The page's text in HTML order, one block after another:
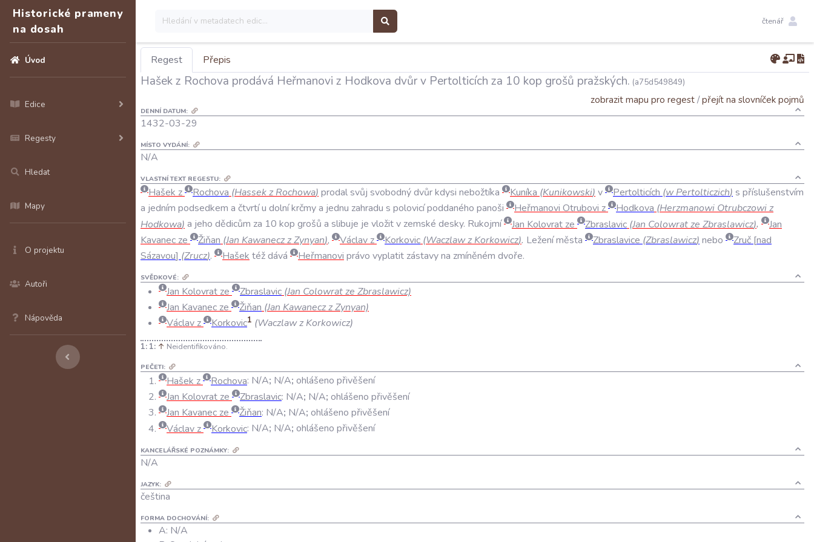
Historické prameny
na dosah
Úvod
Edice
Regesty
Hledat
Mapy
O projektu
Autoři
Nápověda
čtenář
Regest Přepis
Hašek z Rochova prodává Heřmanovi z Hodkova dvůr v Pertolticích za 10 kop grošů pražských. (a75d549849)
zobrazit mapu pro regest/přejít na slovníček pojmů
DENNÍ DATUM:
1432-03-29
MÍSTO VYDÁNÍ:
N/A
VLASTNÍ TEXT REGESTU:
Hašek z Rochova (Hassekz Rochowa) prodalsvůj svobodnýdvůrkdysi nebožtíka Kuníka (Kunikowski) v Pertolticích (w Pertolticzich) s příslušenstvím
a jedním podsedkem a čtvrtíu dolníkrčmya jednu zahradu s polovicípoddaného panoši Heřmanovi Otrubovi z Hodkova (Herzmanowi Otrubczowiz
Hodkowa) a jeho dědicům za 10 kop grošů a slibuje je vložitv zemské desky. Rukojmí Jan Kolovrat ze Zbraslavic (Jan Colowratze Zbraslawicz),
Jan
Kavanec ze Žiňan (Jan KawaneczzZynyan), Václav z Korkovic (Waczlawz Korkowicz). Leženíměsta Zbraslavice (Zbraslawicz) nebo Zruč nad
Sázavou (Zrucz). Hašek téždává Heřmanovi právo vyplatit zástavyna zmíněném dvoře.
SVĚDKOVÉ:
Jan Kolovrat ze Zbraslavic (Jan Colowrat ze Zbraslawicz)
Jan Kavanec ze
Žiňan (Jan Kawanecz z Zynyan)
Václav z
Korkovic1 (Waczlaw z Korkowicz)
1: ↑ Neidentifikováno.
PEČETI:
Hašek z Rochova: N/A; N/A; ohlášeno přivěšení
Jan Kolovrat ze
Zbraslavic: N/A; N/A; ohlášeno přivěšení
Jan Kavanec ze
Žiňan: N/A; N/A; ohlášeno přivěšení
Václav z
Korkovic: N/A; N/A; ohlášeno přivěšení
KANCELÁŘSKÉ POZNÁMKY:
N/A
JAZYK:
čeština
FORMA DOCHOVÁNÍ:
A: N/A